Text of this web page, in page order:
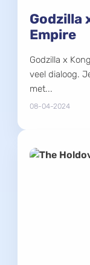
Godzilla
Empire
Godzilla x
veel dialoog.
met...
08-04-2024